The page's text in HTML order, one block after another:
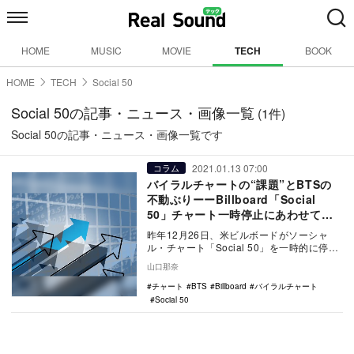
HOME MUSIC MOVIE TECH BOOK
HOME TECH Social 50
Social 50の記事・ニュース・画像一覧 (1件)
Social 50の記事・ニュース・画像一覧です
コラム 2021.01.13 07:00
バイラルチャートの“課題”とBTSの
不動ぶりーーBillboard「Social
50」チャート一時停止にあわせて振
り返る
昨年12月26日、米ビルボードがソーシャ
ル・チャート「Social 50」を一時的に停止
山口那奈
チャート
BTS Billboard
バイラルチャート
Social 50